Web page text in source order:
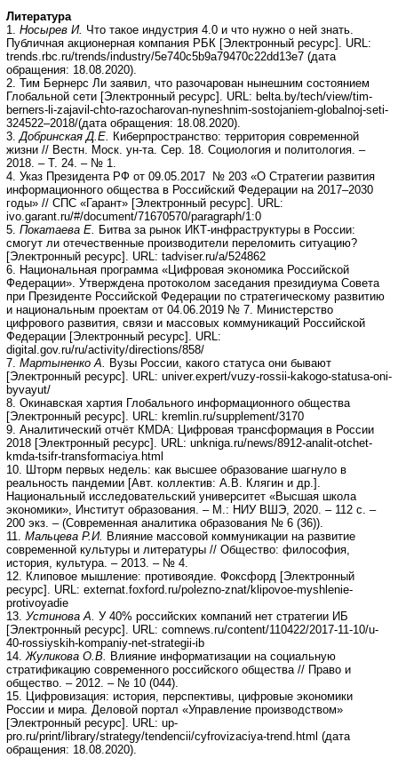
Литература
1. Носырев И. Что такое индустрия 4.0 и что нужно о ней знать.
Публичная акционерная компания РБК [Электронный ресурс]. URL:
trends.rbc.ru/trends/industry/5e740c5b9a79470c22dd13e7 (дата
обращения: 18.08.2020).
2. Тим Бернерс Ли заявил, что разочарован нынешним состоянием
Глобальной сети [Электронный ресурс]. URL: belta.by/tech/view/tim-
berners-li-zajavil-chto-razocharovan-nyneshnim-sostojaniem-globalnoj-seti-
324522–2018/(дата обращения: 18.08.2020).
3.Добринская Д.Е. Киберпространство: территория современной
жизни // Вестн. Моск. ун-та. Сер. 18. Социология и политология. –
2018. – Т. 24. – № 1.
4. Указ Президента РФ от 09.05.2017 № 203 «О Стратегии развития
информационного общества в Российский Федерации на 2017–2030
годы» // СПС «Гарант» [Электронный ресурс]. URL:
ivo.garant.ru/#/document/71670570/paragraph/1:0
5. Покатаева Е. Битва за рынок ИКТ-инфраструктуры в России:
смогут ли отечественные производители переломить ситуацию?
[Электронный ресурс]. URL: tadviser.ru/a/524862
6. Национальная программа «Цифровая экономика Российской
Федерации». Утверждена протоколом заседания президиума Совета
при Президенте Российской Федерации по стратегическому развитию
и национальным проектам от 04.06.2019 № 7. Министерство
цифрового развития, связи и массовых коммуникаций Российской
Федерации [Электронный ресурс]. URL:
digital.gov.ru/ru/activity/directions/858/
7. Мартыненко А. Вузы России, какого статуса они бывают
[Электронный ресурс]. URL: univer.expert/vuzy-rossii-kakogo-statusa-oni-
byvayut/
8. Окинавская хартия Глобального информационного общества
[Электронный ресурс]. URL: kremlin.ru/supplement/3170
9. Аналитический отчёт КМDА: Цифровая трансформация в России
2018 [Электронный ресурс]. URL: unkniga.ru/news/8912-analit-otchet-
kmda-tsifr-transformaciya.html
10. Шторм первых недель: как высшее образование шагнуло в
реальность пандемии [Авт. коллектив: А.В. Клягин и др.].
Национальный исследовательский университет «Высшая школа
экономики», Институт образования. – М.: НИУ ВШЭ, 2020. – 112 с. –
200 экз. – (Современная аналитика образования № 6 (36)).
11. Мальцева Р.И. Влияние массовой коммуникации на развитие
современной культуры и литературы // Общество: философия,
история, культура. – 2013. – № 4.
12. Клиповое мышление: противоядие. Фоксфорд [Электронный
ресурс]. URL: externat.foxford.ru/polezno-znat/klipovoe-myshlenie-
protivoyadie
13. Устинова А. У 40% российских компаний нет стратегии ИБ
[Электронный ресурс]. URL: comnews.ru/content/110422/2017-11-10/u-
40-rossiyskih-kompaniy-net-strategii-ib
14.Жуликова О.В. Влияние информатизации на социальную
стратификацию современного российского общества // Право и
общество. – 2012. – № 10 (044).
15. Цифровизация: история, перспективы, цифровые экономики
России и мира. Деловой портал «Управление производством»
[Электронный ресурс]. URL: up-
pro.ru/print/library/strategy/tendencii/cyfrovizaciya-trend.html (дата
обращения: 18.08.2020).